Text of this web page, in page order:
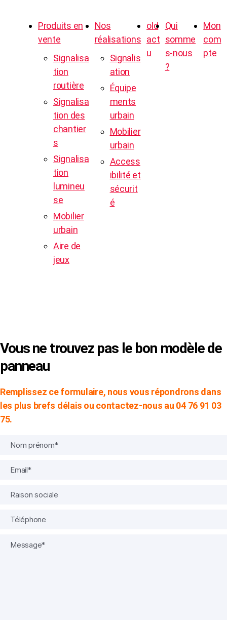
Produits en
vente
Signalisa
tion
routière
Signalisa
tion des
chantier
s
Signalisa
tion
lumineu
se
Mobilier
urbain
Aire de
jeux
Nos
réalisations
Signalis
ation
Équipe
ments
urbain
Mobilier
urbain
Access
ibilité et
sécurit
é
old
act
u
Qui
somme
s-nous
?
Mon
com
pte
Vous ne trouvez pas le bon modèle de
panneau
Remplissez ce formulaire, nous vous répondrons dans
les plus brefs délais ou contactez-nous au 04 76 91 03
75.